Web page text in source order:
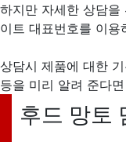
하지만 자세한 상담
이트 대표번호를 이용
상담시 제품에 대한
등을 미리 알려 준다
후드 망토